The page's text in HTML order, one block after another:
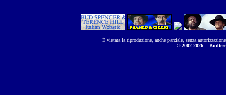
È vietata la riproduzione, anche parziale, senza
© 2002-2026